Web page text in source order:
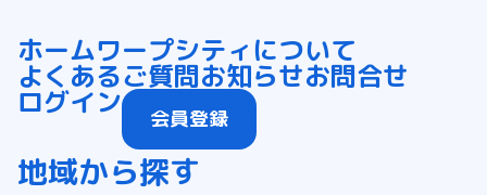
ホームワープシティについて
よくあるご質問お知らせお問合せ
ログイン 会員登録
地域から探す